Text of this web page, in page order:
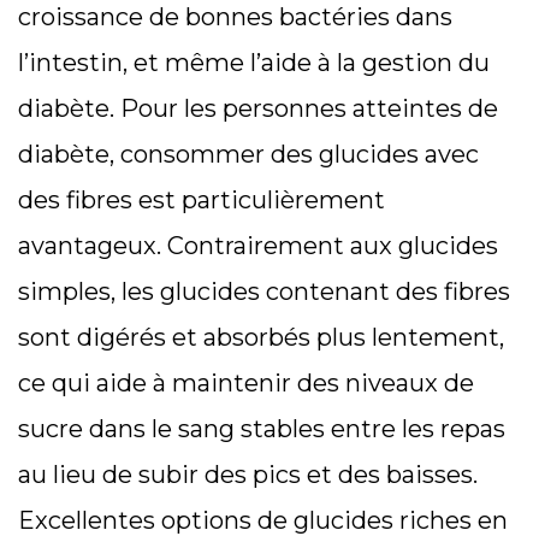
croissance de bonnes bactéries dans
l’intestin, et même l’aide à la gestion du
diabète. Pour les personnes atteintes de
diabète, consommer des glucides avec
des fibres est particulièrement
avantageux. Contrairement aux glucides
simples, les glucides contenant des fibres
sont digérés et absorbés plus lentement,
ce qui aide à maintenir des niveaux de
sucre dans le sang stables entre les repas
au lieu de subir des pics et des baisses.
Excellentes options de glucides riches en